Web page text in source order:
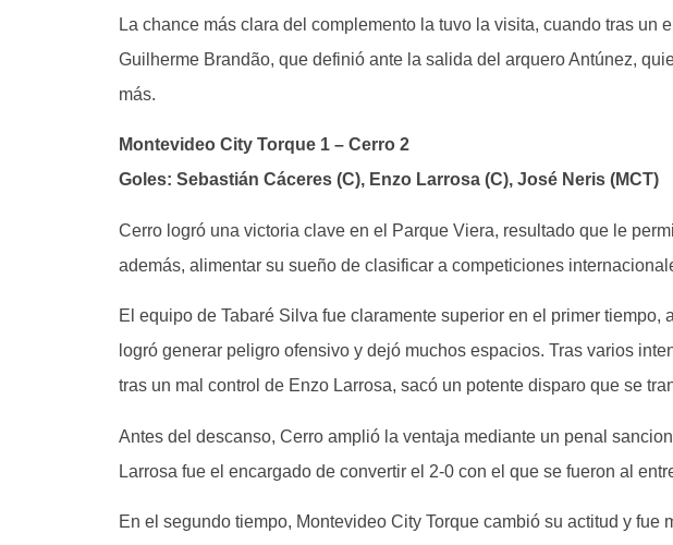
La chance más clara del complemento la tuvo la visita, cuando tras
Guilherme Brandão, que definió ante la salida del arquero Antúnez,
más.
Montevideo City Torque 1 – Cerro 2
Goles: Sebastián Cáceres (C), Enzo Larrosa (C), José Neris (MCT)
Cerro logró una victoria clave en el Parque Viera, resultado que le
además, alimentar su sueño de clasificar a competiciones
El equipo de Tabaré Silva fue claramente superior en el primer
logró generar peligro ofensivo y dejó muchos espacios. Tras varios
tras un mal control de Enzo Larrosa, sacó un potente disparo que se
Antes del descanso, Cerro amplió la ventaja mediante un penal
Larrosa fue el encargado de convertir el 2-0 con el que se fueron al
En el segundo tiempo, Montevideo City Torque cambió su actitud y